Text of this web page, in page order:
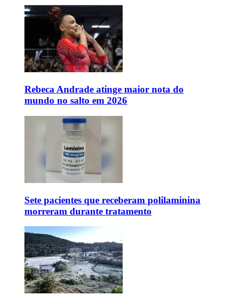
Rebeca Andrade atinge maior nota do
mundo no salto em 2026
Sete pacientes que receberam polilaminina
morreram durante tratamento